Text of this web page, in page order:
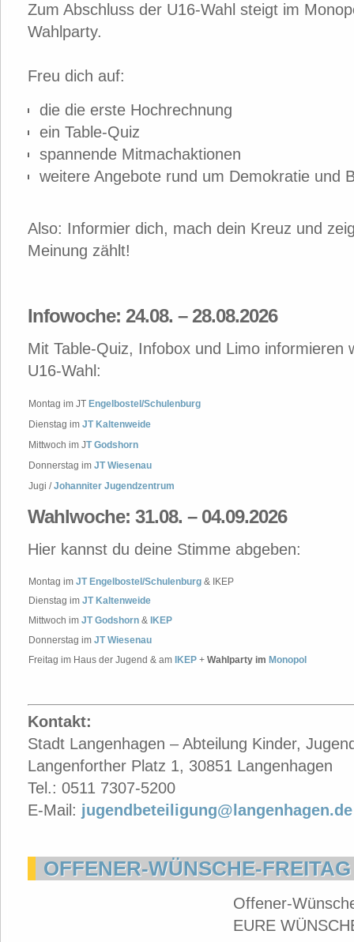
Zum Abschluss der U16-Wahl steigt im
Wahlparty.
Freu dich auf:
die die erste Hochrechnung
ein Table-Quiz
spannende Mitmachaktionen
weitere Angebote rund um Demokratie und
Also: Informier dich, mach dein Kreuz und
Meinung zählt!
Infowoche: 24.08. – 28.08.2026
Mit Table-Quiz, Infobox und Limo informieren
U16-Wahl:
Montag im JT Engelbostel/Schulenburg
Dienstag im JT Kaltenweide
Mittwoch im JT Godshorn
Donnerstag im JT Wiesenau
Jugi /Johanniter Jugendzentrum
Wahlwoche: 31.08. – 04.09.2026
Hier kannst du deine Stimme abgeben:
Montag im JT Engelbostel/Schulenburg & IKEP
Dienstag im JT Kaltenweide
Mittwoch im JT Godshorn & IKEP
Donnerstag im JT Wiesenau
Freitag im Haus der Jugend & am IKEP + Wahlparty im Monopol
Kontakt:
Stadt Langenhagen – Abteilung Kinder,
Langenforther Platz 1, 30851 Langenhagen
Tel.: 0511 7307-5200
E-Mail: jugendbeteiligung@langenhagen.de
OFFENER-WÜNSCHE-
Offener-
EURE